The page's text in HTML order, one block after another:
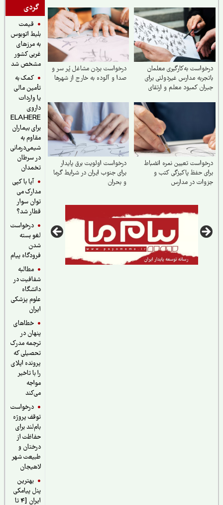
گردی
قیمت
بلیط اتوبوس
به مرزهای
غربی کشور
مشخص شد
کمک به
تأمین مالی
یا واردات
داروی
ELAHERE
برای بیماران
مقاوم به
شیمی‌درمانی
در سرطان
تخمدان
آیا با کپی
مدارک می
توان سوار
قطار شد؟
درخواست
لغو بسته
فرودگاه پیام
مطالبه
شفافیت در
دانشگاه
علوم پزشکی
خطاهای
پنهان در
ترجمه مدرک
تحصیلی که
پرونده اپلای
را با تاخیر
درخواست
توقف پروژه
بام‌لند برای
حفاظت از
درختان و
طبیعت شهر
لاهیجان
بهترین
پنل پیامکی
ایران [4 تا
به‌کارگیری معلمان
مدارس غیردولتی برای
کمبود معلم و ارتقای
درخواست بردن مشاغل پُر سر و
صدا و آلوده به خارج از شهرها
تعیین نمره انضباط
حفظ پاکیزگی کتب و
در مدارس
درخواست اولویت برق پایدار
برای جنوب ایران در شرایط گرما
و بحران